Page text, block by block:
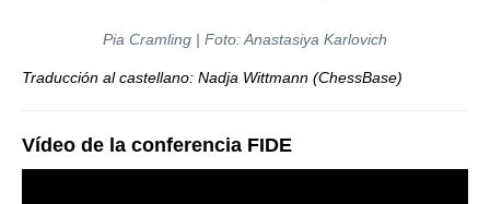
Pia Cramling | Foto: Anastasiya Karlovich
Traducción al castellano: Nadja Wittmann (ChessBase)
Vídeo de la conferencia FIDE